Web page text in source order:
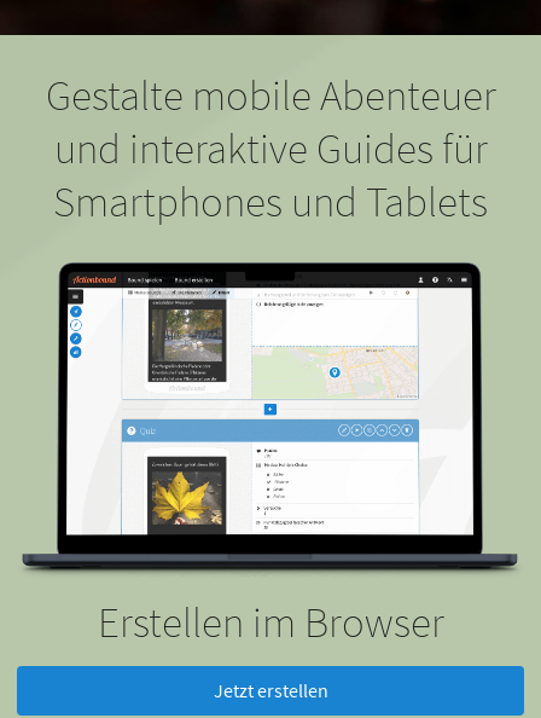
Gestalte mobile Abenteuer
und interaktive Guides für
Smartphones und Tablets
Erstellen im Browser
Jetzt erstellen